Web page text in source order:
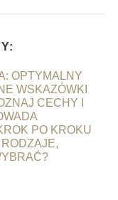
OPTYMALNY
WSKAZÓWKI
CECHY I
PO KROKU